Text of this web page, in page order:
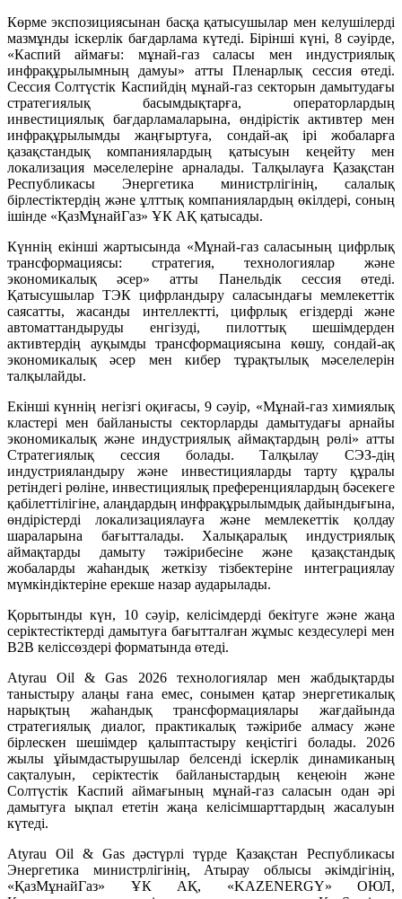
Көрме экспозициясынан басқа қатысушылар мен келушілерді
мазмұнды іскерлік бағдарлама күтеді. Бірінші күні, 8 сәуірде,
«Каспий аймағы: мұнай-газ саласы мен индустриялық
инфрақұрылымның дамуы» атты Пленарлық сессия өтеді.
Сессия Солтүстік Каспийдің мұнай-газ секторын дамытудағы
стратегиялық басымдықтарға, операторлардың
инвестициялық бағдарламаларына, өндірістік активтер мен
инфрақұрылымды жаңғыртуға, сондай-ақ ірі жобаларға
қазақстандық компаниялардың қатысуын кеңейту мен
локализация мәселелеріне арналады. Талқылауға Қазақстан
Республикасы Энергетика министрлігінің, салалық
бірлестіктердің және ұлттық компаниялардың өкілдері, соның
ішінде «ҚазМұнайГаз» ҰК АҚ қатысады.
Күннің екінші жартысында «Мұнай-газ саласының цифрлық
трансформациясы: стратегия, технологиялар және
экономикалық әсер» атты Панельдік сессия өтеді.
Қатысушылар ТЭК цифрландыру саласындағы мемлекеттік
саясатты, жасанды интеллектті, цифрлық егіздерді және
автоматтандыруды енгізуді, пилоттық шешімдерден
активтердің ауқымды трансформациясына көшу, сондай-ақ
экономикалық әсер мен кибер тұрақтылық мәселелерін
талқылайды.
Екінші күннің негізгі оқиғасы, 9 сәуір, «Мұнай-газ химиялық
кластері мен байланысты секторларды дамытудағы арнайы
экономикалық және индустриялық аймақтардың рөлі» атты
Стратегиялық сессия болады. Талқылау СЭЗ-дің
индустрияландыру және инвестицияларды тарту құралы
ретіндегі рөліне, инвестициялық преференциялардың бәсекеге
қабілеттілігіне, алаңдардың инфрақұрылымдық дайындығына,
өндірістерді локализациялауға және мемлекеттік қолдау
шараларына бағытталады. Халықаралық индустриялық
аймақтарды дамыту тәжірибесіне және қазақстандық
жобаларды жаһандық жеткізу тізбектеріне интеграциялау
мүмкіндіктеріне ерекше назар аударылады.
Қорытынды күн, 10 сәуір, келісімдерді бекітуге және жаңа
серіктестіктерді дамытуға бағытталған жұмыс кездесулері мен
B2B келіссөздері форматында өтеді.
Atyrau Oil & Gas 2026 технологиялар мен жабдықтарды
таныстыру алаңы ғана емес, сонымен қатар энергетикалық
нарықтың жаһандық трансформациялары жағдайында
стратегиялық диалог, практикалық тәжірибе алмасу және
бірлескен шешімдер қалыптастыру кеңістігі болады. 2026
жылы ұйымдастырушылар белсенді іскерлік динамиканың
сақталуын, серіктестік байланыстардың кеңеюін және
Солтүстік Каспий аймағының мұнай-газ саласын одан әрі
дамытуға ықпал ететін жаңа келісімшарттардың жасалуын
күтеді.
Atyrau Oil & Gas дәстүрлі түрде Қазақстан Республикасы
Энергетика министрлігінің, Атырау облысы әкімдігінің,
«ҚазМұнайГаз» ҰК АҚ, «KAZENERGY» ОЮЛ,